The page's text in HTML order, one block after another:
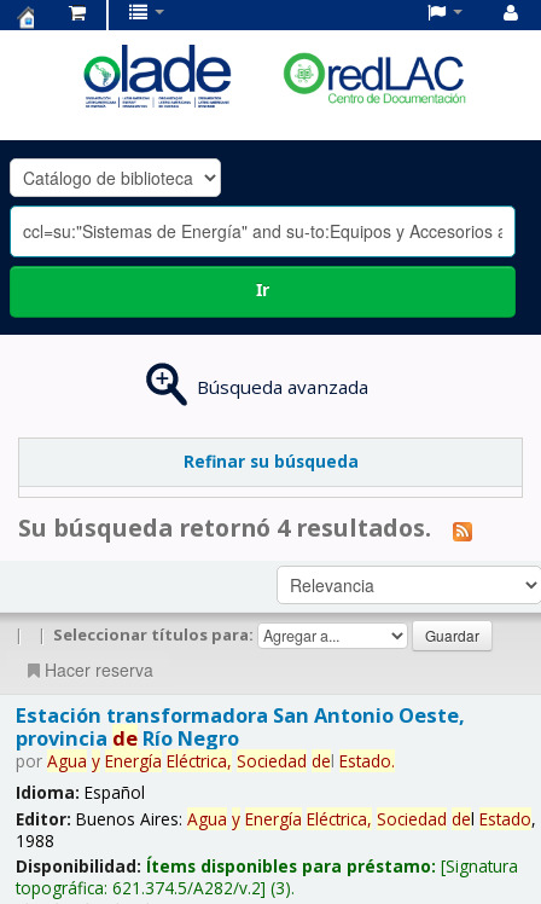
OLADE
-
Ir
Búsqueda avanzada
Refinar su búsqueda
Su búsqueda retornó 4 resultados.
| | Seleccionar títulos para:
Hacer reserva
Estación transformadora San Antonio Oeste,
provincia deRío Negro
por Agua y Energía Eléctrica, Sociedad del Estado.
Idioma: Español
Editor: Buenos Aires: Agua y Energía Eléctrica, Sociedad del Estado,
1988
Disponibilidad: Ítems disponibles para préstamo: Signatura
topográfica: 621.374.5/A282/v.2 (3).